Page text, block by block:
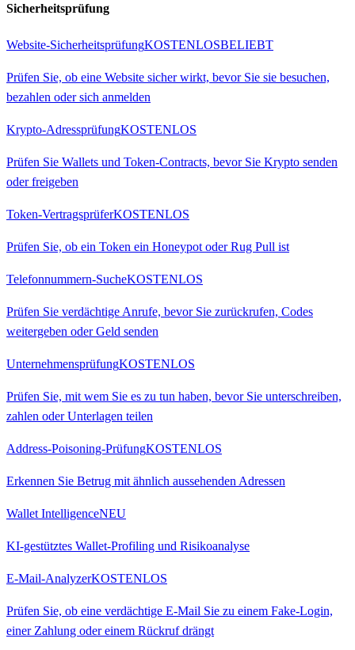
Sicherheitsprüfung
Website-SicherheitsprüfungKOSTENLOSBELIEBT
Prüfen Sie, ob eine Website sicher wirkt, bevor Sie sie besuchen,
bezahlen oder sich anmelden
Krypto-AdressprüfungKOSTENLOS
Prüfen Sie Wallets und Token-Contracts, bevor Sie Krypto senden
oder freigeben
Token-VertragsprüferKOSTENLOS
Prüfen Sie, ob ein Token ein Honeypot oder Rug Pull ist
Telefonnummern-SucheKOSTENLOS
Prüfen Sie verdächtige Anrufe, bevor Sie zurückrufen, Codes
weitergeben oder Geld senden
UnternehmensprüfungKOSTENLOS
Prüfen Sie, mit wem Sie es zu tun haben, bevor Sie unterschreiben,
zahlen oder Unterlagen teilen
Address-Poisoning-PrüfungKOSTENLOS
Erkennen Sie Betrug mit ähnlich aussehenden Adressen
Wallet IntelligenceNEU
KI-gestütztes Wallet-Profiling und Risikoanalyse
E-Mail-AnalyzerKOSTENLOS
Prüfen Sie, ob eine verdächtige E-Mail Sie zu einem Fake-Login,
einer Zahlung oder einem Rückruf drängt